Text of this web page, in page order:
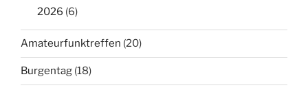
2026 (6)
Amateurfunktreffen (20)
Burgentag (18)